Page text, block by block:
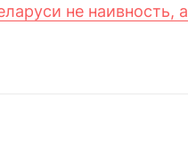
не наивность, а